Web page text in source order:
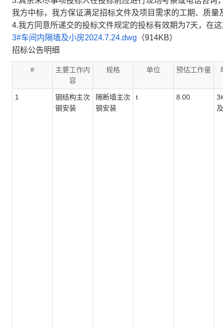
我方中标，我方保证满足招标文件及项目需求的工期、质量
4.我方同意所递交的投标文件规定的投标有效期为7天，在
3#车间内隔墙及小房2024.7.24.dwg （914KB）
招标公告明细
#
主要工作内
容
规格 单位 预估工作量
1
钢结构主次
钢安装
隔断墙主次
钢安装
t 8.00